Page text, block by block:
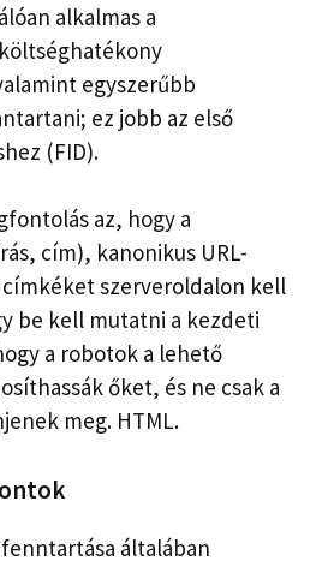
alkalmas a
egyszerűbb
ez jobb az első
(FID).
az, hogy a
cím), kanonikus URL-
szerveroldalon kell
be kell mutatni a kezdeti
a robotok a lehető
őket, és ne csak a
meg. HTML.
általában